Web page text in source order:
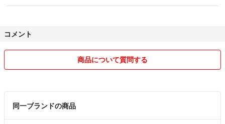
コメント
商品について質問する
同一ブランドの商品